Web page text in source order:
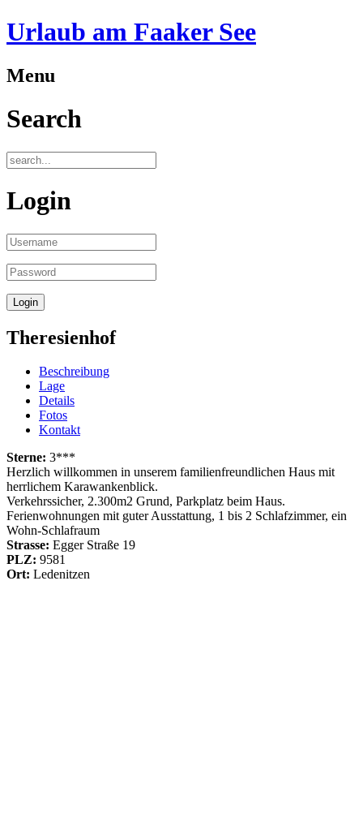
Urlaub am Faaker See
Menu
Search
Login
Theresienhof
Beschreibung
Lage
Details
Fotos
Kontakt
Sterne: 3***
Herzlich willkommen in unserem familienfreundlichen Haus mit
herrlichem Karawankenblick.
Verkehrssicher, 2.300m2 Grund, Parkplatz beim Haus.
Ferienwohnungen mit guter Ausstattung, 1 bis 2 Schlafzimmer, ein
Wohn-Schlafraum
Strasse: Egger Straße 19
PLZ: 9581
Ort: Ledenitzen